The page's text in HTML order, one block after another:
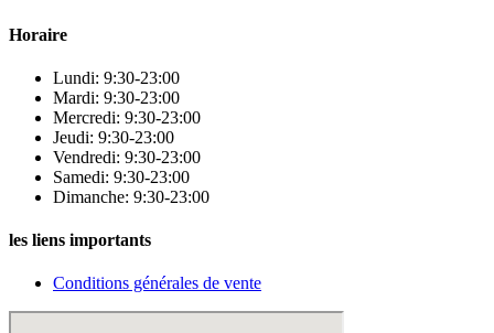
Horaire
Lundi: 9:30-23:00
Mardi: 9:30-23:00
Mercredi: 9:30-23:00
Jeudi: 9:30-23:00
Vendredi: 9:30-23:00
Samedi: 9:30-23:00
Dimanche: 9:30-23:00
les liens importants
Conditions générales de vente